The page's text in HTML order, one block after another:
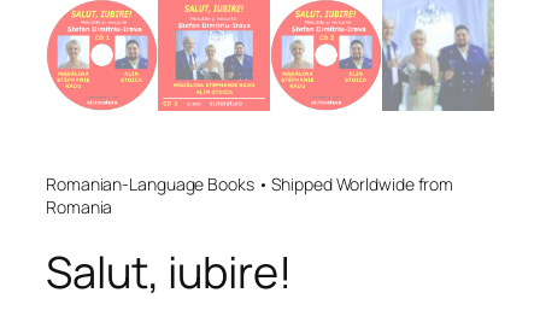
Romanian-Language Books • Shipped Worldwide from
Romania
Salut, iubire!